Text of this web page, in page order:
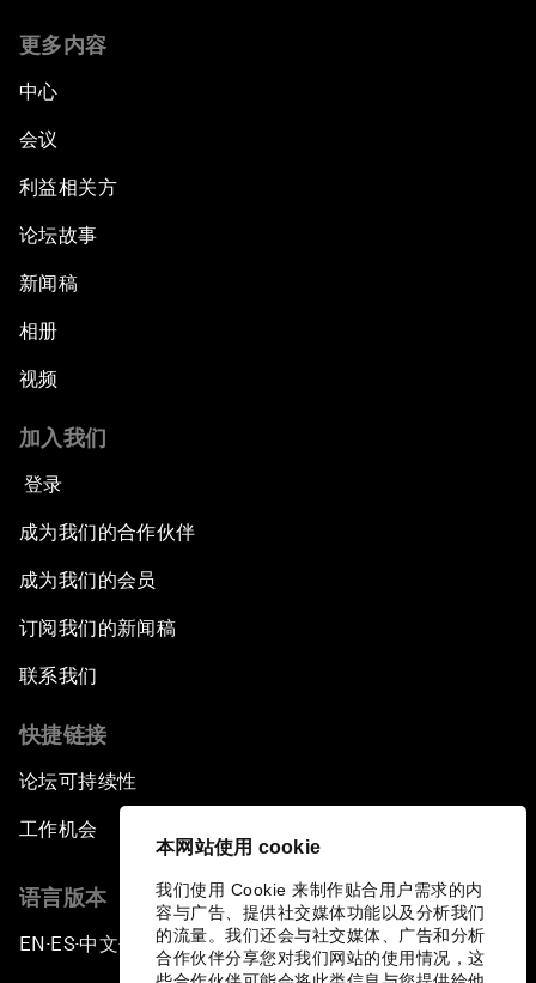
本网站使用 cookie
我们使用 Cookie 来制作贴合用户需求的内
容与广告、提供社交媒体功能以及分析我们
的流量。我们还会与社交媒体、广告和分析
合作伙伴分享您对我们网站的使用情况，这
更多内容
中心
会议
利益相关方
论坛故事
新闻稿
相册
视频
加入我们
登录
成为我们的合作伙伴
成为我们的会员
订阅我们的新闻稿
联系我们
快捷链接
论坛可持续性
工作机会
语言版本
EN ▪ES▪中文▪ 日本語